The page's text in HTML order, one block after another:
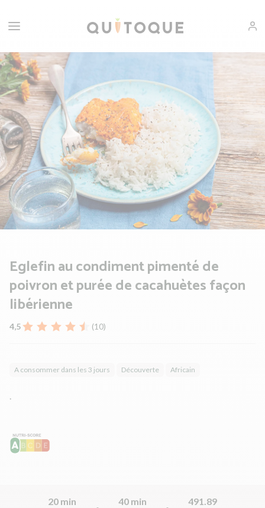
Eglefin au condiment pimenté de
poivron et purée de cacahuètes façon
libérienne
4,5 (10)
A consommer dans les 3 jours Découverte Africain
20 min
40 min
491.89